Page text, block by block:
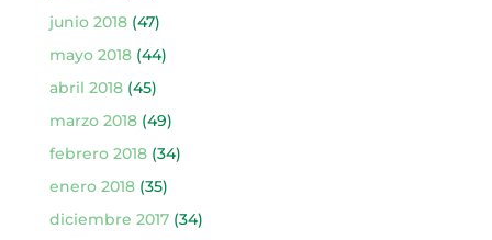
junio 2018(47)
mayo 2018(44)
abril 2018(45)
marzo 2018(49)
febrero 2018(34)
enero 2018(35)
diciembre 2017(34)